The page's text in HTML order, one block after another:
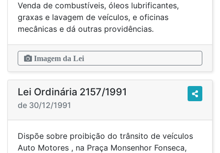
Venda de combustíveis, óleos lubrificantes,
graxas e lavagem de veículos, e oficinas
mecânicas e dá outras providências.
Imagem da Lei
Lei Ordinária 2157/1991
de 30/12/1991
Dispõe sobre proibição do trânsito de veículos
Auto Motores , na Praça Monsenhor Fonseca,